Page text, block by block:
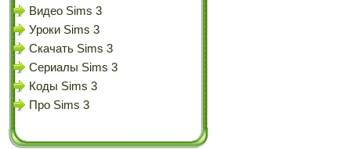
Видео Sims 3
Уроки Sims 3
Скачать Sims 3
Сериалы Sims 3
Коды Sims 3
Про Sims 3